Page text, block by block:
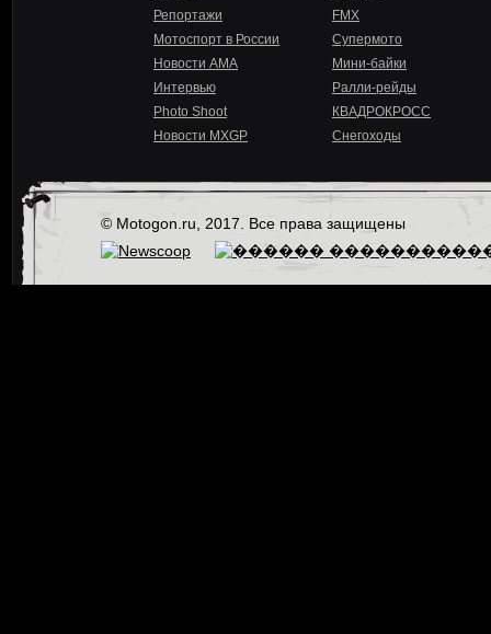
Репортажи
Мотоспорт в России
Новости AMA
Интервью
Photo Shoot
Новости MXGP
FMX
Супермото
Мини-байки
Ралли-рейды
КВАДРОКРОСС
Снегоходы
© Motogon.ru, 2017. Все права защищены